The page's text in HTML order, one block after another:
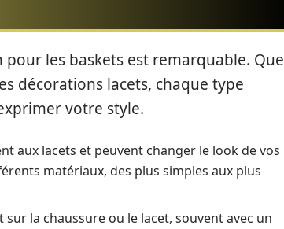
les baskets est remarquable. Que
décorations lacets, chaque type
votre style.
aux lacets et peuvent changer le look de vos
matériaux, des plus simples aux plus
sur la chaussure ou le lacet, souvent avec un